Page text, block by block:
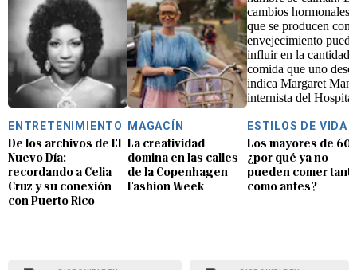
ENTRETENIMIENTO
De los archivos de El
Nuevo Día:
recordando a Celia
Cruz y su conexión
con Puerto Rico
MAGACÍN
La creatividad
domina en las calles
de la Copenhagen
Fashion Week
ESTILOS DE VIDA
Los mayores de 60:
¿por qué ya no
pueden comer
como antes?